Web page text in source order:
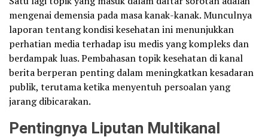
mengenai demensia pada masa kanak-kanak. Munculnya
laporan tentang kondisi kesehatan ini menunjukkan
perhatian media terhadap isu medis yang kompleks dan
berdampak luas. Pembahasan topik kesehatan di kanal
berita berperan penting dalam meningkatkan kesadaran
publik, terutama ketika menyentuh persoalan yang
jarang dibicarakan.
Pentingnya Liputan Multikanal